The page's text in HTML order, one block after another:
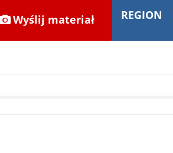
Wyślij materiał REGION